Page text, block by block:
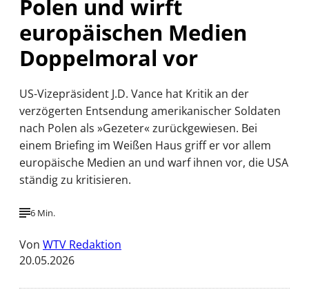
Polen und wirft
europäischen Medien
Doppelmoral vor
US-Vizepräsident J.D. Vance hat Kritik an der
verzögerten Entsendung amerikanischer Soldaten
nach Polen als »Gezeter« zurückgewiesen. Bei
einem Briefing im Weißen Haus griff er vor allem
europäische Medien an und warf ihnen vor, die USA
ständig zu kritisieren.
6 Min.
Von WTV Redaktion
20.05.2026